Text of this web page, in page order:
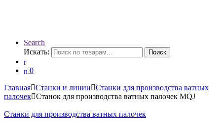
Search
Искать:
Поиск
0
Главная Станки и линии
Станки для производства ватных
палочек Станок для производства ватных палочек MQJ
Станки для производства ватных палочек